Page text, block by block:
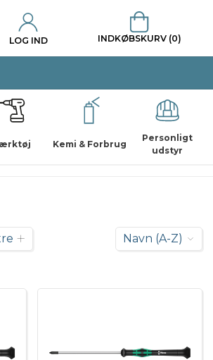
LOG IND INDKØBSKURV (0)
Kemi & Forbrug
Personligt
udstyr
Navn (A-Z)